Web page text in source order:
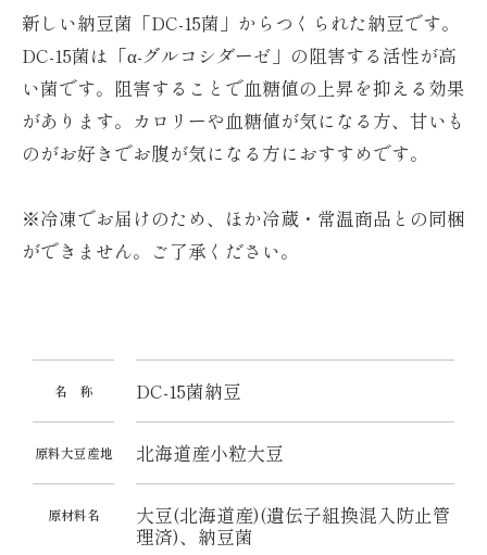
新しい納豆菌「DC-15菌」からつくられた納豆です。
DC-15菌は「α-グルコシダーゼ」の阻害する活性が高
い菌です。阻害することで血糖値の上昇を抑える効果
があります。カロリーや血糖値が気になる方、甘いも
のがお好きでお腹が気になる方におすすめです。
※冷凍でお届けのため、ほか冷蔵・常温商品との同梱
ができません。ご了承ください。
名 称 DC-15菌納豆
原料大豆産地 北海道産小粒大豆
原材料名
大豆(北海道産)(遺伝子組換混入防止管
理済)、納豆菌